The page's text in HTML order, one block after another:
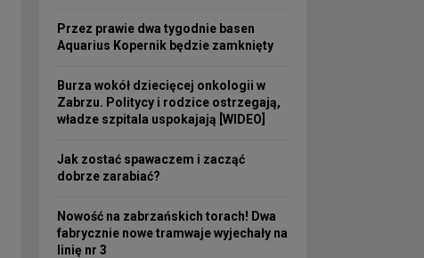
Przez prawie dwa tygodnie basen
Aquarius Kopernik będzie zamknięty
Burza wokół dziecięcej onkologii w
Zabrzu. Politycy i rodzice ostrzegają,
władze szpitala uspokajają [WIDEO]
Jak zostać spawaczem i zacząć
dobrze zarabiać?
Nowość na zabrzańskich torach! Dwa
fabrycznie nowe tramwaje wyjechały na
linię nr 3